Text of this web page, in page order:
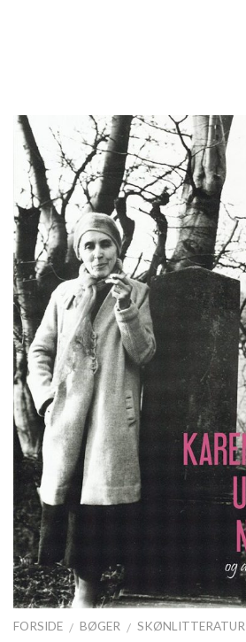
FORSIDE / BØGER / SKØNLITTERATUR